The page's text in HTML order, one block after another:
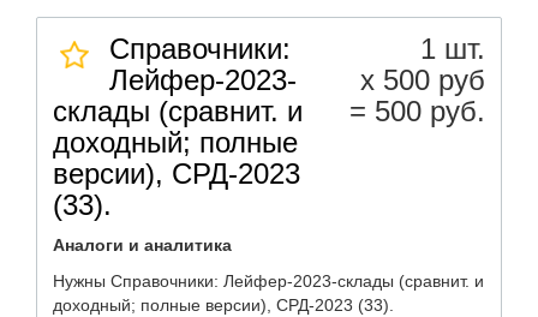
Справочники:
Лейфер-2023-
склады (сравнит. и
доходный; полные
версии), СРД-2023
(33).
1 шт.
х 500 руб
= 500 руб.
Аналоги и аналитика
Нужны Справочники: Лейфер-2023-склады (сравнит. и
доходный; полные версии), СРД-2023 (33).